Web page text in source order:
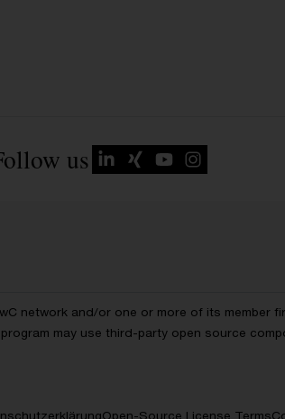
us
network and/or one or more of its member
may use third-party open source
Open-Source License Terms